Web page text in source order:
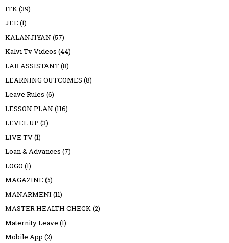
ITK(39)
JEE (1)
KALANJIYAN (57)
Kalvi Tv Videos (44)
LAB ASSISTANT(8)
LEARNING OUTCOMES (8)
Leave Rules (6)
LESSON PLAN (116)
LEVEL UP (3)
LIVE TV(1)
Loan & Advances (7)
LOGO (1)
MAGAZINE (5)
MANARMENI (11)
MASTER HEALTH CHECK(2)
Maternity Leave (1)
Mobile App (2)